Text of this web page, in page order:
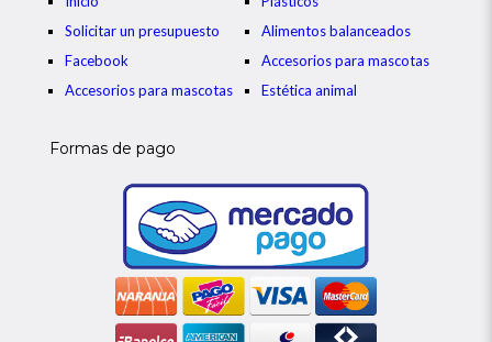
Solicitar un presupuesto
Facebook
Accesorios para mascotas
Alimentos balanceados
Accesorios para mascotas
Estética animal
Formas de pago